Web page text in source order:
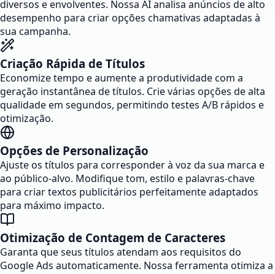
diversos e envolventes. Nossa AI analisa anúncios de alto
desempenho para criar opções chamativas adaptadas à
sua campanha.
Criação Rápida de Títulos
Economize tempo e aumente a produtividade com a
geração instantânea de títulos. Crie várias opções de alta
qualidade em segundos, permitindo testes A/B rápidos e
otimização.
Opções de Personalização
Ajuste os títulos para corresponder à voz da sua marca e
ao público-alvo. Modifique tom, estilo e palavras-chave
para criar textos publicitários perfeitamente adaptados
para máximo impacto.
Otimização de Contagem de Caracteres
Garanta que seus títulos atendam aos requisitos do
Google Ads automaticamente. Nossa ferramenta otimiza a